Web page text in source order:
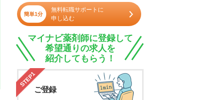
簡単1分
無料転職サポートに
申し込む
マイナビ薬剤師に登録して
希望通りの求人を
紹介してもらう！
STEP1
ご登録